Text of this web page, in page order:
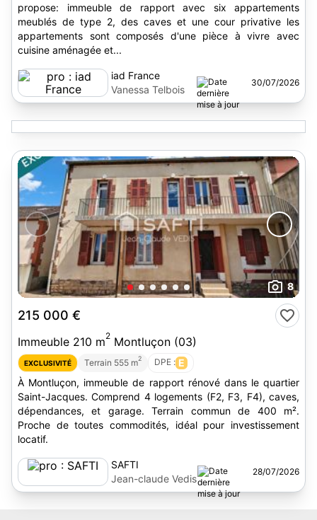
propose: immeuble de rapport avec six appartements
meublés de type 2, des caves et une cour privative les
appartements sont composés d'une pièce à vivre avec
cuisine aménagée et...
iad France
Vanessa Telbois
30/07/2026
8
215 000 €
Immeuble 210 m2 Montluçon (03)
EXCLUSIVITÉ Terrain 555 m2 DPE : E
À Montluçon, immeuble de rapport rénové dans le quartier
Saint-Jacques. Comprend 4 logements (F2, F3, F4), caves,
dépendances, et garage. Terrain commun de 400 m².
Proche de toutes commodités, idéal pour investissement
locatif.
SAFTI
Jean-claude Vedis
28/07/2026